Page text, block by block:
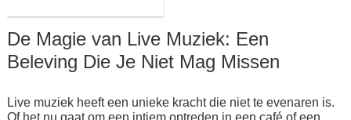
De Magie van Live Muziek: Een
Beleving Die Je Niet Mag Missen
Live muziek heeft een unieke kracht die niet te evenaren is.